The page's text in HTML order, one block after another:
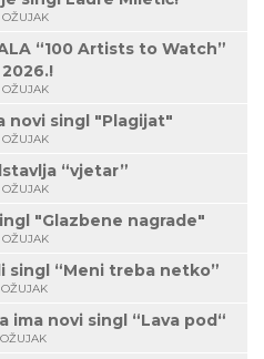
OŽUJAK
“100 Artists to Watch”
OŽUJAK
novi singl "Plagijat"
OŽUJAK
“vjetar”
OŽUJAK
"Glazbene nagrade"
OŽUJAK
singl “Meni treba netko”
OŽUJAK
ima novi singl “Lava pod“
OŽUJAK